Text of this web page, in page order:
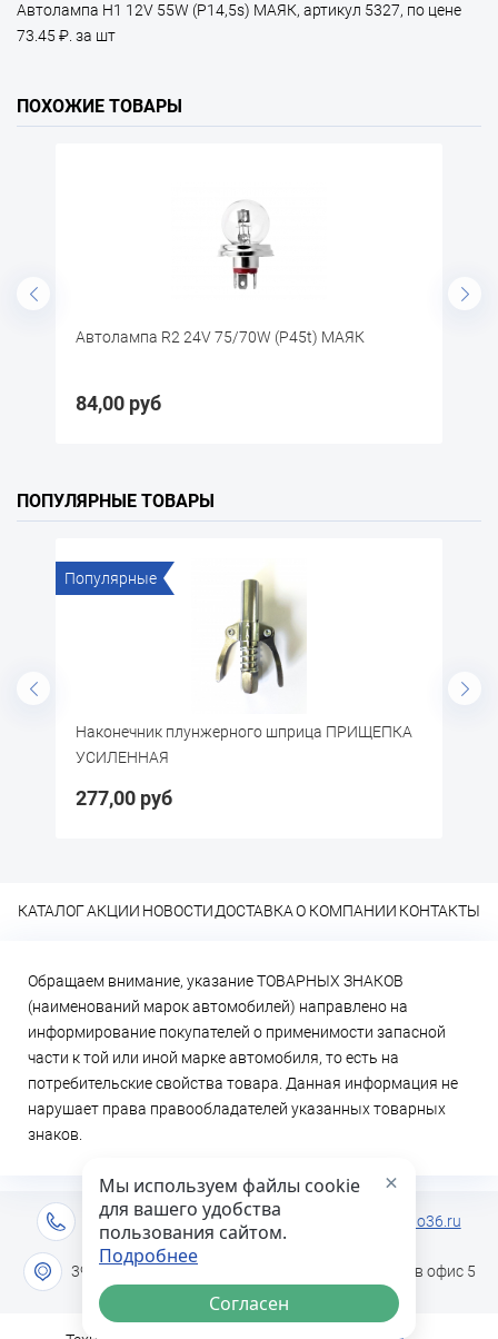
Автолампа H1 12V 55W (P14,5s) МАЯК, артикул 5327, по цене
73.45 ₽. за шт
ПОХОЖИЕ ТОВАРЫ
75/70W (P45t) МАЯК Автолампа T4W 24V (BA9s)
ПОПУЛЯРНЫЕ ТОВАРЫ
плунжерного шприца ПРИЩЕПКА
Щётка по металлу
КАТАЛОГАКЦИИ НОВОСТИДОСТАВКА О КОМПАНИИ КОНТАКТЫ
Обращаем внимание, указание ТОВАРНЫХ ЗНАКОВ
(наименований марок автомобилей) направлено на
информирование покупателей о применимости запасной
части к той или иной марке автомобиля, то есть на
потребительские свойства товара. Данная информация не
нарушает права правообладателей указанных товарных
знаков.
+7 (473) 2-333-717 info@lideravto36.ru
394051 г. Воронеж, ул. Героев Сибиряков дом 1в офис 5
Мы используем файлы cookie
для вашего удобства
пользования сайтом.
Подробнее
Согласен
×